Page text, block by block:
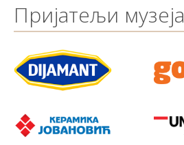
Пријатељи музеја